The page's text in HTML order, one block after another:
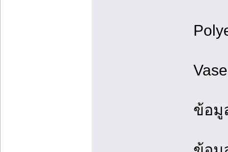
ข้อมู